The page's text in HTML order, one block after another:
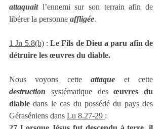
attaquait l’ennemi sur son terrain afin de
libérer la personne affligée.
1 Jn 5.8(b) : Le Fils de Dieu a paru afin de
détruire les œuvres du diable.
Nous voyons cette attaque
destruction systématique des œuvres du
diable dans le cas du possédé du pays des
Géraséniens dans Lu 8.27-29 :